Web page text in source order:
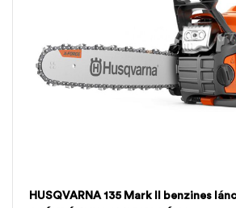
HUSQVARNA 135 Mark II benzines